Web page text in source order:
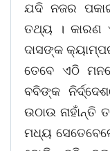
ଯଦି ନଜର
ତଥ୍ୟ । କାରଣ
ଦାସଙ୍କ
ତେବେ ଏଠି
ବବିଙ୍କ
ଉଠାଉ
ମଧ୍ୟ